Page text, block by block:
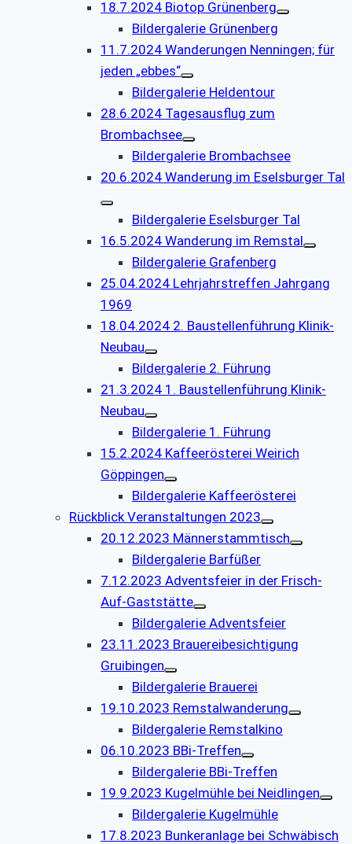
18.7.2024 Biotop Grünenberg
Bildergalerie Grünenberg
11.7.2024 Wanderungen Nenningen; für
jeden „ebbes“
Bildergalerie Heldentour
28.6.2024 Tagesausflug zum
Brombachsee
Bildergalerie Brombachsee
20.6.2024 Wanderung im Eselsburger Tal
Bildergalerie Eselsburger Tal
16.5.2024 Wanderung im Remstal
Bildergalerie Grafenberg
25.04.2024 Lehrjahrstreffen Jahrgang
1969
18.04.2024 2. Baustellenführung Klinik-
Neubau
Bildergalerie 2. Führung
21.3.2024 1. Baustellenführung Klinik-
Neubau
Bildergalerie 1. Führung
15.2.2024 Kaffeerösterei Weirich
Göppingen
Bildergalerie Kaffeerösterei
Rückblick Veranstaltungen 2023
20.12.2023 Männerstammtisch
Bildergalerie Barfüßer
7.12.2023 Adventsfeier in der Frisch-
Auf-Gaststätte
Bildergalerie Adventsfeier
23.11.2023 Brauereibesichtigung
Gruibingen
Bildergalerie Brauerei
19.10.2023 Remstalwanderung
Bildergalerie Remstalkino
06.10.2023 BBi-Treffen
Bildergalerie BBi-Treffen
19.9.2023 Kugelmühle bei Neidlingen
Bildergalerie Kugelmühle
17.8.2023 Bunkeranlage bei Schwäbisch